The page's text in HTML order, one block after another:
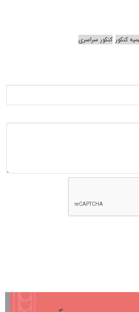
کنکور کنکور سراسری